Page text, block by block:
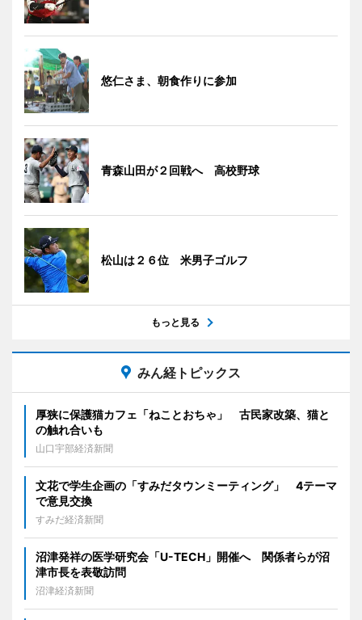
悠仁さま、朝食作りに参加
青森山田が２回戦へ 高校野球
松山は２６位 米男子ゴルフ
もっと見る
みん経トピックス
厚狭に保護猫カフェ「ねことおちゃ」 古民家改築、猫と
の触れ合いも
山口宇部経済新聞
文花で学生企画の「すみだタウンミーティング」 4テーマ
で意見交換
すみだ経済新聞
沼津発祥の医学研究会「U-TECH」開催へ 関係者らが沼
津市長を表敬訪問
沼津経済新聞